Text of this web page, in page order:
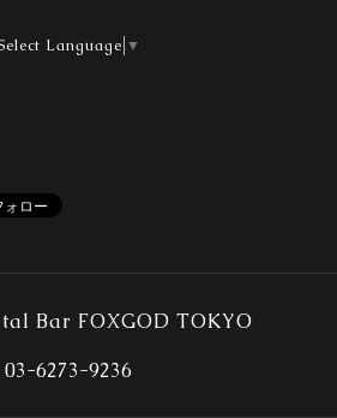
Language ▼
Bar FOXGOD TOKYO
03-6273-9236